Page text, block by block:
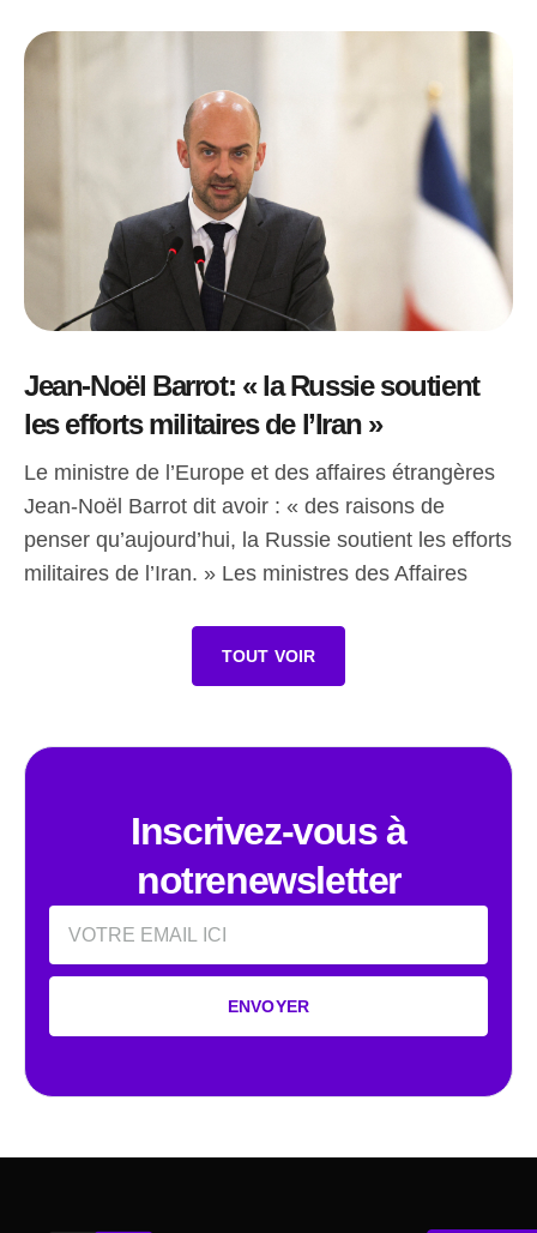
Jean-Noël Barrot: « la Russie soutient
les efforts militaires de l’Iran »
Le ministre de l’Europe et des affaires étrangères
Jean-Noël Barrot dit avoir : « des raisons de
penser qu’aujourd’hui, la Russie soutient les efforts
militaires de l’Iran. » Les ministres des Affaires
TOUT VOIR
Inscrivez-vous à
notrenewsletter
Email
ENVOYER